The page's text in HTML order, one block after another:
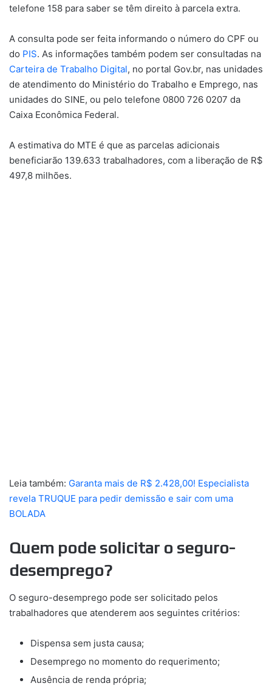
telefone 158 para saber se têm direito à parcela extra.
A consulta pode ser feita informando o número do CPF ou
do PIS. As informações também podem ser consultadas na
Carteira de Trabalho Digital, no portal Gov.br, nas unidades
de atendimento do Ministério do Trabalho e Emprego, nas
unidades do SINE, ou pelo telefone 0800 726 0207 da
Caixa Econômica Federal.
A estimativa do MTE é que as parcelas adicionais
beneficiarão 139.633 trabalhadores, com a liberação de R$
497,8 milhões.
Leia também: Garanta mais de R$ 2.428,00! Especialista
revela TRUQUE para pedir demissão e sair com uma
BOLADA
Quem pode solicitar o seguro-
desemprego?
O seguro-desemprego pode ser solicitado pelos
trabalhadores que atenderem aos seguintes critérios:
Dispensa sem justa causa;
Desemprego no momento do requerimento;
Ausência de renda própria;